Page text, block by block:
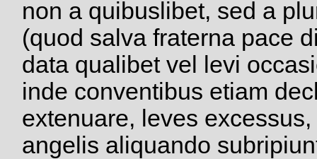
non a quibuslibet, sed a
(quod salva fraterna pace
data qualibet vel levi
inde conventibus etiam
extenuare, leves
angelis aliquando